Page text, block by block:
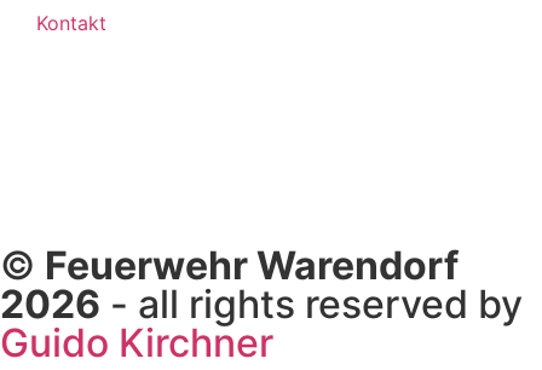
Kontakt
© Feuerwehr Warendorf
2026 - all rights reserved by
Guido Kirchner